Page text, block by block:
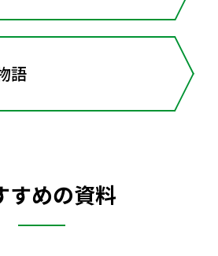
語
すめの資料